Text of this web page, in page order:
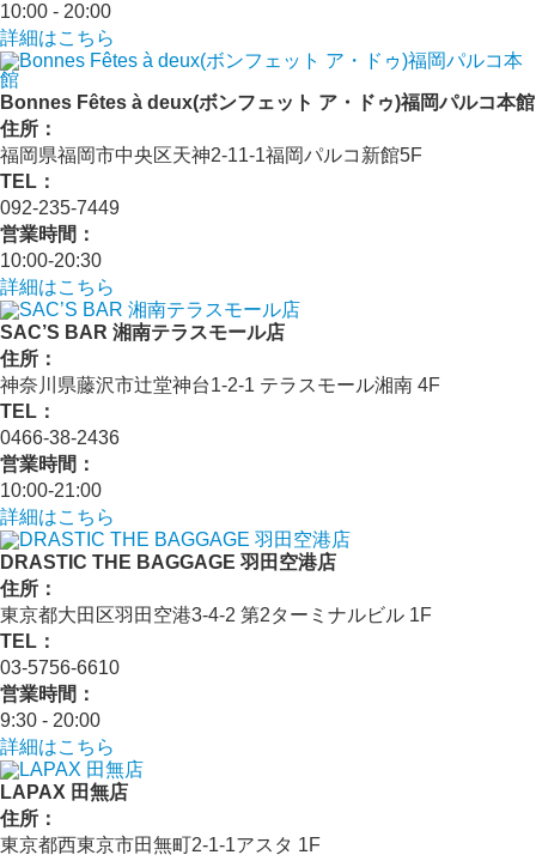
10:00 ‐ 20:00
詳細はこちら
Bonnes Fêtes à deux(ボンフェット ア・ドゥ)福岡パルコ本館
住所：
福岡県福岡市中央区天神2-11-1福岡パルコ新館5F
TEL：
092-235-7449
営業時間：
10:00-20:30
詳細はこちら
SAC’S BAR 湘南テラスモール店
住所：
神奈川県藤沢市辻堂神台1-2-1 テラスモール湘南 4F
TEL：
0466-38-2436
営業時間：
10:00-21:00
詳細はこちら
DRASTIC THE BAGGAGE 羽田空港店
住所：
東京都大田区羽田空港3-4-2 第2ターミナルビル 1F
TEL：
03-5756-6610
営業時間：
9:30 - 20:00
詳細はこちら
LAPAX 田無店
住所：
東京都西東京市田無町2-1-1アスタ 1F